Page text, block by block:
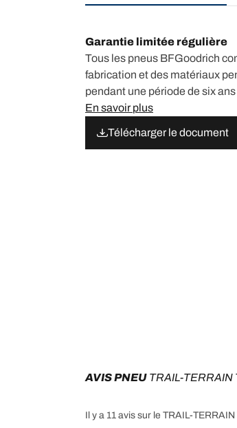
Garantie limitée régulière
Tous les pneus BFGoodrich
fabrication et des matériaux
pendant une période de six
En savoir plus
Télécharger le document
AVIS PNEU TRAIL-TERRAIN
Il y a 11 avis sur le TRAIL-TERRAIN